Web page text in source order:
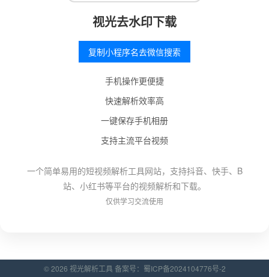
视光去水印下载
复制小程序名去微信搜索
手机操作更便捷
快速解析效率高
一键保存手机相册
支持主流平台视频
一个简单易用的短视频解析工具网站，支持抖音、快手、B
站、小红书等平台的视频解析和下载。
仅供学习交流使用
© 2026 视光解析工具 备案号： 蜀ICP备2024104776号-2